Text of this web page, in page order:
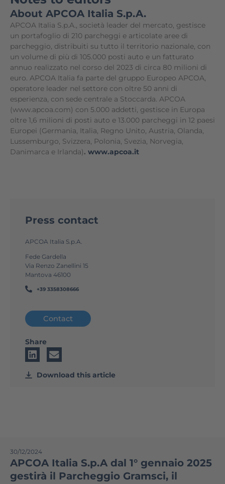
About APCOA Italia S.p.A.
APCOA Italia S.p.A., società leader del mercato, gestisce
un portafoglio di 210 parcheggi e articolate aree di
parcheggio, distribuiti su tutto il territorio nazionale, con
un volume di più di 105.000 posti auto e un fatturato
annuo realizzato nel corso del 2023 di circa 80 milioni di
euro. APCOA Italia fa parte del gruppo Europeo APCOA,
operatore leader nel settore con oltre 50 anni di
esperienza, con sede centrale a Stoccarda. APCOA
(www.apcoa.com) con 5.000 addetti, gestisce in Europa
oltre 1,6 milioni di posti auto e 13.000 parcheggi in 12 paesi
Europei (Germania, Italia, Regno Unito, Austria, Olanda,
Lussemburgo, Svizzera, Polonia, Svezia, Norvegia,
Danimarca e Irlanda). www.apcoa.it
Press contact
APCOA Italia S.p.A.
Fede Gardella
Via Renzo Zanellini 15
Mantova 46100
+39 3358308666
Contact
Share
Download this article
30/12/2024
APCOA Italia S.p.A dal 1° gennaio 2025
gestirà il Parcheggio Gramsci, il